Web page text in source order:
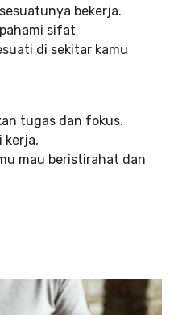
bekerja.
sifat
di sekitar kamu
tugas dan fokus.
kerja,
mau beristirahat dan